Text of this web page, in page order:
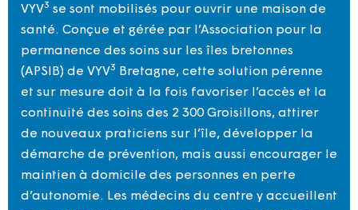
VYV3 se sont mobilisés pour ouvrir une maison de
santé. Conçue et gérée par l’Association pour la
permanence des soins sur les îles bretonnes
(APSIB) de VYV3
Bretagne, cette solution pérenne
et sur mesure doit à la fois favoriser l’accès et la
continuité des soins des 2 300 Groisillons, attirer
de nouveaux praticiens sur l’île, développer la
démarche de prévention, mais aussi encourager le
maintien à domicile des personnes en perte
d’autonomie. Les médecins du centre y accueillent